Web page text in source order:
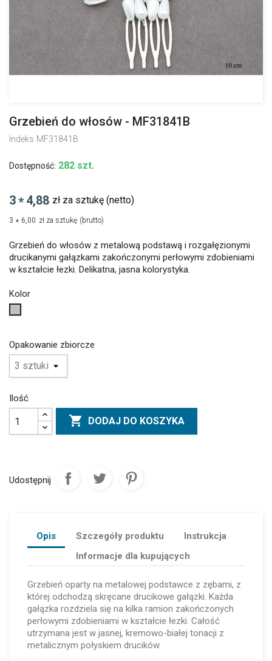
Grzebień do włosów - MF31841B
Indeks MF31841B
Dostępność: 282 szt.
3* 4,88 zł za sztukę (netto)
3 * 6,00 zł za sztukę (brutto)
Grzebień do włosów z metalową podstawą i rozgałęzionymi
drucikanymi gałązkami zakończonymi perłowymi zdobieniami
w kształcie łezki. Delikatna, jasna kolorystyka.
Kolor
Opakowanie zbiorcze
Ilość
 DODAJ DO KOSZYKA
Udostępnij
Opis Szczegóły produktu
Instrukcja
Informacje dla kupujących
Grzebień oparty na metalowej podstawce z zębami, z
której odchodzą skręcane drucikowe gałązki. Każda
gałązka rozdziela się na kilka ramion zakończonych
perłowymi zdobieniami w kształcie łezki. Całość
utrzymana jest w jasnej, kremowo-białej tonacji z
metalicznym połyskiem drucików.